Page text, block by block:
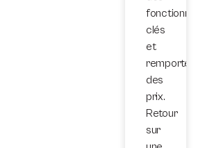
clés
et
remporté
des
prix.
Retour
sur